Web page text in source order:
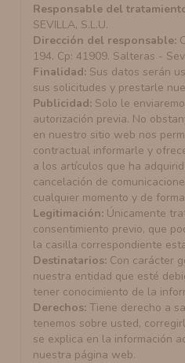
Responsable del
SEVILLA, S.L.U.
Dirección del responsable:
194. Cp: 41909. Salteras -
Finalidad: Sus datos serán
sus solicitudes y prestarle
Publicidad: Solo le
autorización previa. No
en nuestro sitio web nos
contractual informarle y
a los artículos que ha
cancelación de
cualquier momento y de
Legitimación: Únicamente
consentimiento previo, que
la casilla correspondiente
Destinatarios: Con carácter
nuestra entidad que esté
tener conocimiento de la
Derechos: Tiene derecho a
tenemos sobre usted,
se explica en la información
nuestra página web.